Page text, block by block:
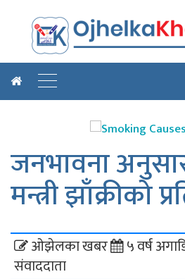
जनभावना
मन्त्री झाँक्रीको
ओझेलका खबर
संवाददाता
५ वर्ष